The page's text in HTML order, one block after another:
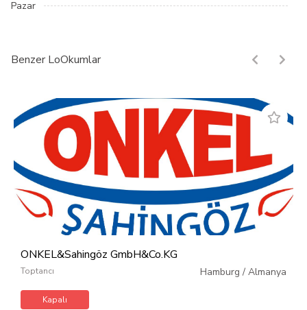
Pazar
Benzer LoOkumlar
ONKEL&Sahingöz GmbH&Co.KG
Toptancı Hamburg / Almanya
Kapalı